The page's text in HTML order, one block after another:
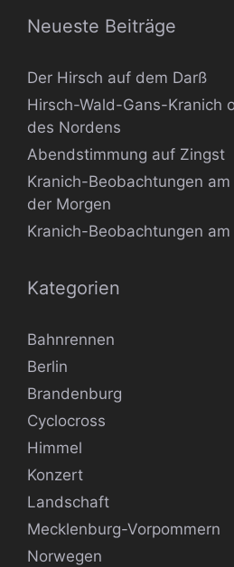
Neueste Beiträge
Der Hirsch auf dem Darß
Hirsch-Wald-Gans-Kranich
des Nordens
Abendstimmung auf Zingst
Kranich-Beobachtungen
der Morgen
Kranich-Beobachtungen
Kategorien
Bahnrennen
Berlin
Brandenburg
Cyclocross
Himmel
Konzert
Landschaft
Mecklenburg-Vorpommern
Norwegen